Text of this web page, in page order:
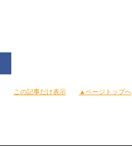
この記事だけ表示 ▲ページトップへ